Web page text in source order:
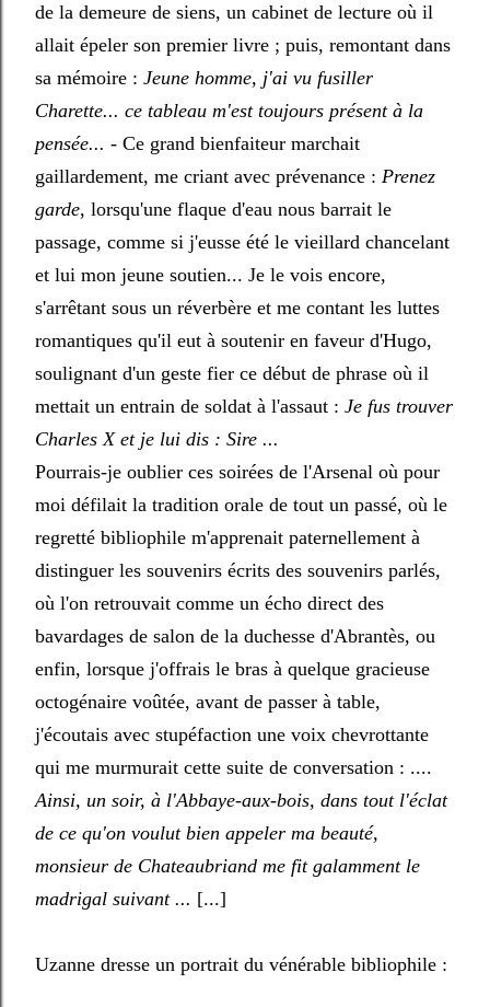
de la demeure de siens, un cabinet de lecture où il
allait épeler son premier livre ; puis, remontant dans
sa mémoire : Jeune homme, j'ai vu fusiller
Charette... ce tableau m'est toujours présent à la
pensée... - Ce grand bienfaiteur marchait
gaillardement, me criant avec prévenance : Prenez
garde, lorsqu'une flaque d'eau nous barrait le
passage, comme si j'eusse été le vieillard chancelant
et lui mon jeune soutien... Je le vois encore,
s'arrêtant sous un réverbère et me contant les luttes
romantiques qu'il eut à soutenir en faveur d'Hugo,
soulignant d'un geste fier ce début de phrase où il
mettait un entrain de soldat à l'assaut : Je fus trouver
Charles X et je lui dis : Sire ...
Pourrais-je oublier ces soirées de l'Arsenal où pour
moi défilait la tradition orale de tout un passé, où le
regretté bibliophile m'apprenait paternellement à
distinguer les souvenirs écrits des souvenirs parlés,
où l'on retrouvait comme un écho direct des
bavardages de salon de la duchesse d'Abrantès, ou
enfin, lorsque j'offrais le bras à quelque gracieuse
octogénaire voûtée, avant de passer à table,
j'écoutais avec stupéfaction une voix chevrottante
qui me murmurait cette suite de conversation : ....
Ainsi, un soir, à l'Abbaye-aux-bois, dans tout l'éclat
de ce qu'on voulut bien appeler ma beauté,
monsieur de Chateaubriand me fit galamment le
madrigal suivant ... [...]
Uzanne dresse un portrait du vénérable bibliophile :